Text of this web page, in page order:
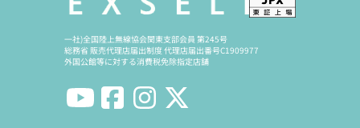
一社)全国陸上無線協会関東支部会員 第245号
総務省 販売代理店届出制度 代理店届出番号C1909977
外国公館等に対する消費税免除指定店舗